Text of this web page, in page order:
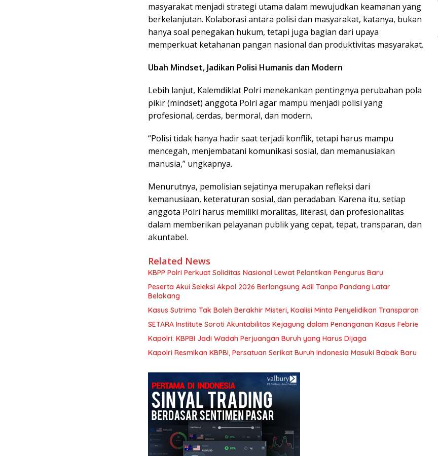
masyarakat menjadi strategi utama dalam mewujudkan keamanan yang
berkelanjutan. Kolaborasi antara polisi dan masyarakat, katanya, bukan
hanya soal penegakan hukum, tetapi juga bagian dari upaya
memperkuat ketahanan pangan nasional dan produktivitas masyarakat.
Ubah Mindset, Jadikan Polisi Humanis dan Modern
Lebih lanjut, Kalemdiklat Polri menekankan pentingnya perubahan pola
pikir (mindset) anggota Polri agar mampu menjadi polisi yang
profesional, cerdas, bermoral, dan modern.
“Polisi tidak hanya hadir saat terjadi konflik, tetapi harus mampu
mencegah, menjembatani komunikasi sosial, dan memanusiakan
manusia,” ungkapnya.
Menurutnya, pemolisian sejatinya merupakan refleksi dari
kemanusiaan, keteraturan sosial, dan peradaban. Karena itu, setiap
anggota Polri harus memiliki moralitas, literasi, dan profesionalitas
dalam memberikan pelayanan publik yang cepat, tepat, transparan, dan
akuntabel.
Related News
KBPP Polri Perkuat Soliditas Nasional Lewat Pelantikan Pengurus Baru
Peserta Akui Seleksi Akpol 2026 Berlangsung Adil Tanpa Pandang Latar
Belakang
Kasus Sutrimo Tak Boleh Berakhir Misteri, Koalisi Minta Penyelidikan Transparan
SETARA Institute Soroti Akuntabilitas Kejagung dalam Penanganan Kasus Febrie
Kapolri: KBPBI Jadi Wadah Perjuangan Buruh yang Harus Dijaga
Kapolri Resmikan KBPBI, Persatuan Serikat Buruh Indonesia Masuki Babak Baru